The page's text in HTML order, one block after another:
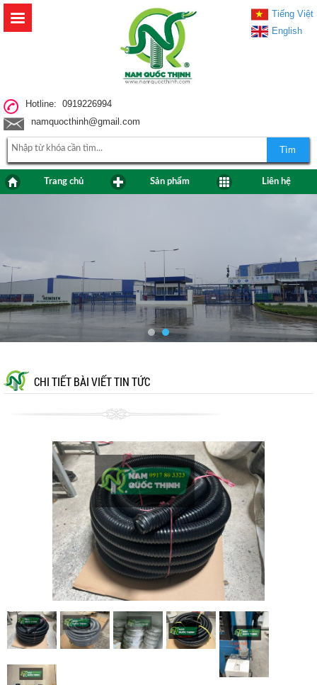
Hotline: 0919226994
namquocthinh@gmail.com
Tiếng Việt
English
Tìm
Trang chủ Sản phẩm Liên hệ
CHI TIẾT BÀI VIẾT TIN TỨC